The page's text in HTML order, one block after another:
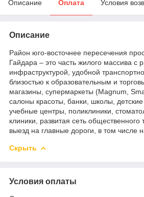
Описание Оплата Условия
Описание
Район юго-восточнее пересечения
Гайдара – это часть жилого массива с
инфраструктурой, удобной
близостью к образовательным и
магазины, супермаркеты (Magnum,
салоны красоты, банки, школы,
учебные центры, поликлиники,
клиники, развитая сеть
выезд на главные дороги, в том числе
Скрыть
Условия оплаты